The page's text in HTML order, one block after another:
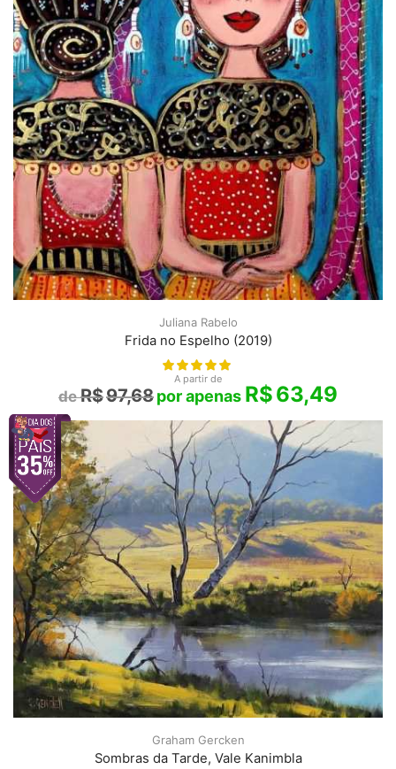
Juliana Rabelo
Frida no Espelho (2019)
A partir de
R$97,68 R$63,49
Graham Gercken
Sombras da Tarde, Vale Kanimbla